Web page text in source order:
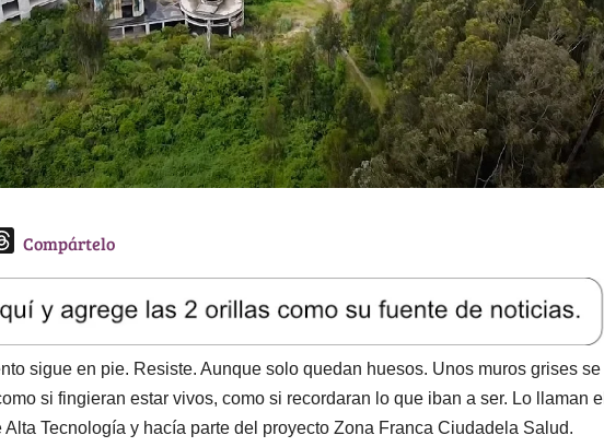
T
e
a
d
s
Compártelo
sigue en pie. Resiste. Aunque solo quedan huesos. Unos muros grises se
si fingieran estar vivos, como si recordaran lo que iban a ser. Lo llaman el
Tecnología y hacía parte del proyecto Zona Franca Ciudadela Salud.